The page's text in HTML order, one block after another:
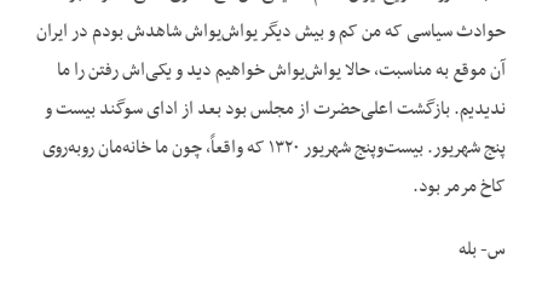
حوادث سیاسی که من کم و بیش دیگر یواش‌یواش شاهدش بودم در ایران
آن موقع به مناسبت، حالا یواش‌یواش خواهیم دید و یکی‌اش رفتن را ما
ندیدیم. بازگشت اعلی‌حضرت از مجلس بود بعد از ادای سوگند بیست و
پنج شهریور. بیست‌وپنج شهریور ۱۳۲۰ که واقعاً، چون ما خانه‌مان روبه‌روی
کاخ مرمر بود.
س- بله